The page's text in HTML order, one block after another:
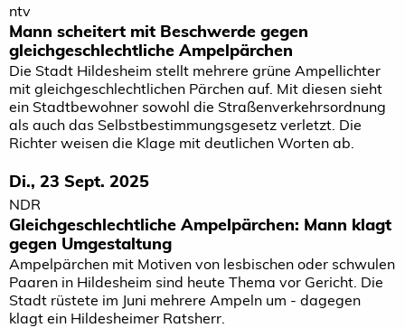
ntv
Mann scheitert mit Beschwerde gegen
gleichgeschlechtliche Ampelpärchen
Die Stadt Hildesheim stellt mehrere grüne Ampellichter
mit gleichgeschlechtlichen Pärchen auf. Mit diesen sieht
ein Stadtbewohner sowohl die Straßenverkehrsordnung
als auch das Selbstbestimmungsgesetz verletzt. Die
Richter weisen die Klage mit deutlichen Worten ab.
Di., 23 Sept. 2025
NDR
Gleichgeschlechtliche Ampelpärchen: Mann klagt
gegen Umgestaltung
Ampelpärchen mit Motiven von lesbischen oder schwulen
Paaren in Hildesheim sind heute Thema vor Gericht. Die
Stadt rüstete im Juni mehrere Ampeln um - dagegen
klagt ein Hildesheimer Ratsherr.